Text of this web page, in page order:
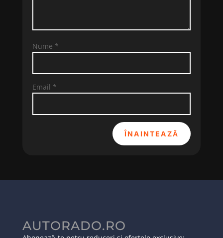
Nume *
Email *
ÎNAINTEAZĂ
AUTORADO.RO